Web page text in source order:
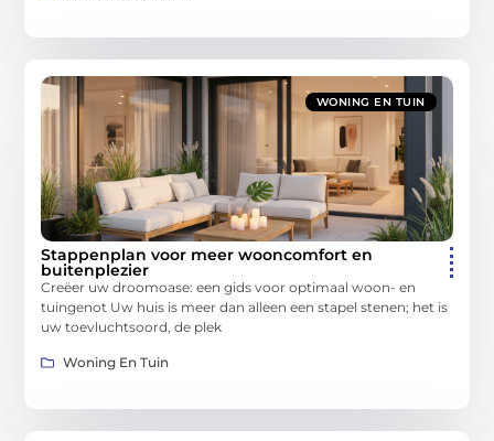
WONING EN TUIN
Stappenplan voor meer wooncomfort en
buitenplezier
Creëer uw droomoase: een gids voor optimaal woon- en
tuingenot Uw huis is meer dan alleen een stapel stenen; het is
uw toevluchtsoord, de plek
Woning En Tuin